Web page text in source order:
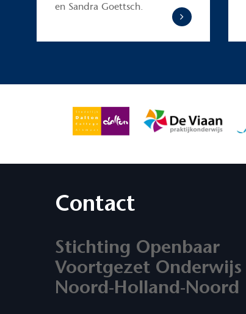
en Sandra Goettsch.
Contact
Stichting Openbaar
Voortgezet Onderwijs
Noord-Holland-Noord